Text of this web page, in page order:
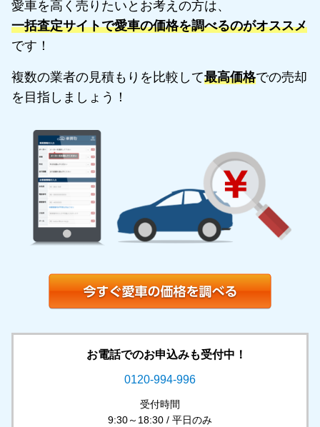
愛車を高く売りたいとお考えの方は、
一括査定サイトで愛車の価格を調べるのがオススメ
です！
複数の業者の見積もりを比較して最高価格での売却
を目指しましょう！
お電話でのお申込みも受付中！
0120-994-996
受付時間
9:30～18:30 / 平日のみ